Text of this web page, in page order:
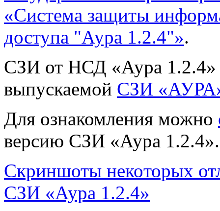
«Система защиты
доступа "Аура 1.2.4"».
СЗИ от НСД «Аура 1.2.4»
выпускаемой СЗИ
Для ознакомления можно
версию СЗИ «Аура 1.2.4».
Скриншоты некоторых
СЗИ «Аура 1.2.4»